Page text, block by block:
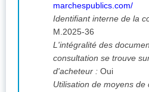
marchespublics.com/
Identifiant interne de la
M.2025-36
L'intégralité des
consultation se trouve
d'acheteur : Oui
Utilisation de moyens de